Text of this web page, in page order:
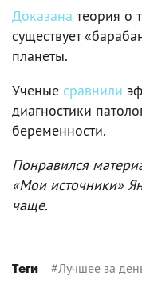
Доказана теория о
существует
планеты.
Ученые сравнили
диагностики
беременности.
Понравился
«Мои источники»
чаще.
Теги #Лучшее за